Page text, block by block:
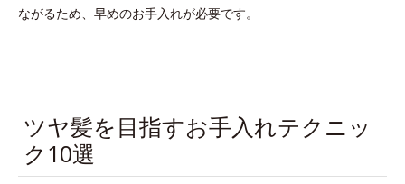
ながるため、早めのお手入れが必要です。
ツヤ髪を目指すお手入れテクニッ
ク10選